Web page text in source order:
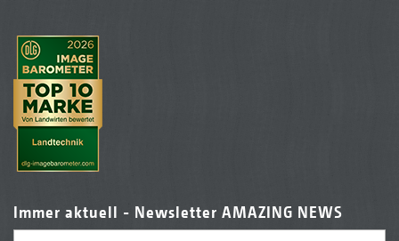
Immer aktuell - Newsletter AMAZING NEWS